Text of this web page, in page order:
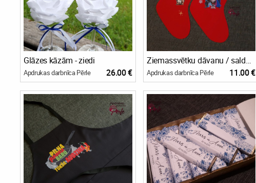
Glāzes kāzām - ziedi
Apdrukas darbnīca Pērle 26.00 €
Ziemassvētku dāvanu / saldumu zeķe
Apdrukas darbnīca Pērle 11.00 €